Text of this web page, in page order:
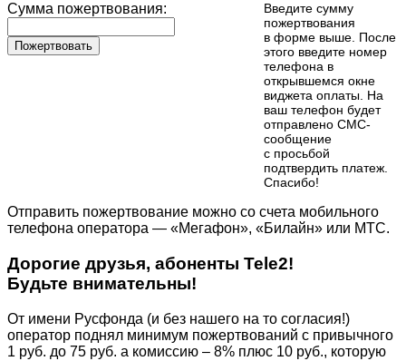
Сумма пожертвования:
Пожертвовать
Введите сумму
пожертвования
в форме выше. После
этого введите номер
телефона в
открывшемся окне
виджета оплаты. На
ваш телефон будет
отправлено СМС-
сообщение
с просьбой
подтвердить платеж.
Cпасибо!
Отправить пожертвование можно со счета мобильного
телефона оператора — «Мегафон», «Билайн» или МТС.
Дорогие друзья, абоненты Tele2!
Будьте внимательны!
От имени Русфонда (и без нашего на то согласия!)
оператор поднял минимум пожертвований с привычного
1 руб. до 75 руб. а комиссию – 8% плюс 10 руб., которую